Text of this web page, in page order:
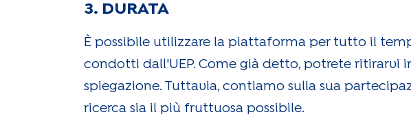
3. DURATA
È possibile utilizzare la piattaforma per tutto il
condotti dall'UEP. Come già detto, potrete ritirarvi
spiegazione. Tuttavia, contiamo sulla sua
ricerca sia il più fruttuosa possibile.